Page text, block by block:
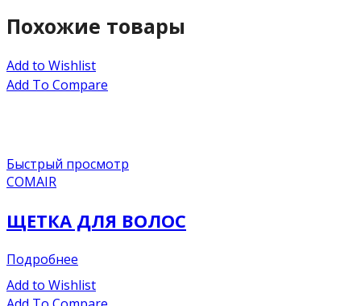
Похожие товары
Add to Wishlist
Add To Compare
Быстрый просмотр
COMAIR
ЩЕТКА ДЛЯ ВОЛОС
Подробнее
Add to Wishlist